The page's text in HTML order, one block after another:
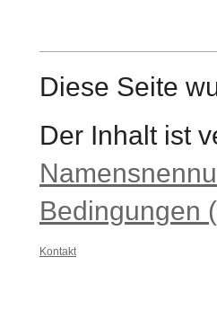
Diese Seite
Der Inhalt ist
Bedingungen
Kontakt